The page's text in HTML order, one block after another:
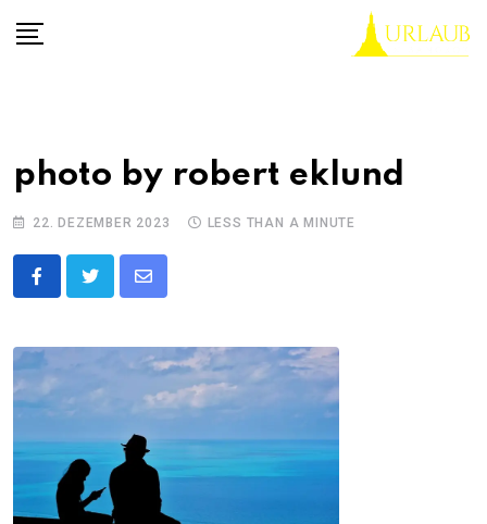
photo by robert eklund
22. DEZEMBER 2023 LESS THAN A MINUTE
Share
Email